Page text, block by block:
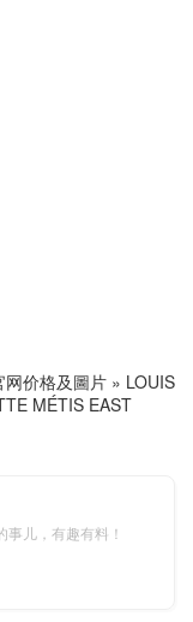
网价格及圖片 » LOUIS
MÉTIS EAST
儿，有趣有料！